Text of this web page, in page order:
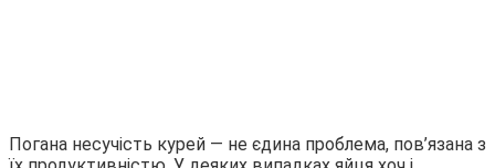
Погана несучість курей — не єдина проблема, пов’язана з